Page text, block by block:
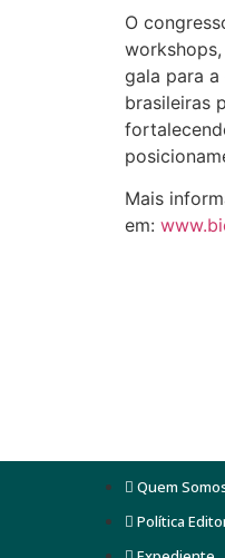
O
gala para
brasileiras
Mais
em:
Quem
Política